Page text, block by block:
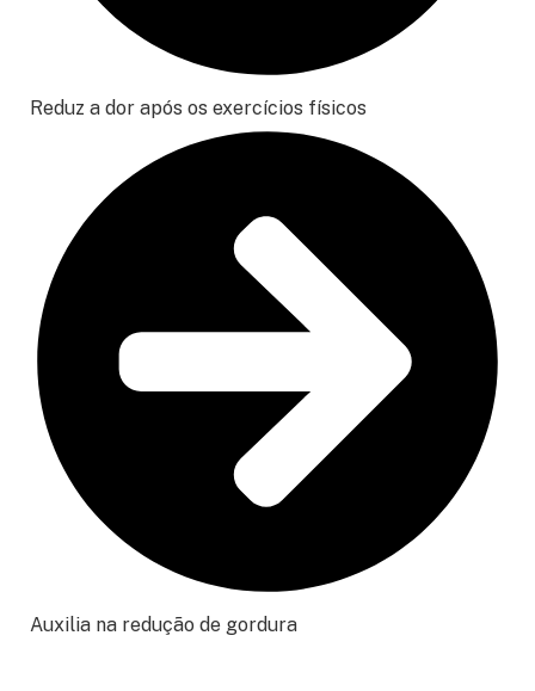
Reduz a dor após os exercícios físicos
Auxilia na redução de gordura